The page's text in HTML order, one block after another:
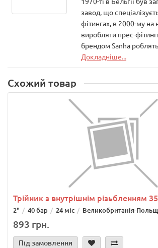
завод, що
фітингах, в 2000-му на
виробляти прес-
брендом Sanha
Докладніше...
Схожий товар
Трійник з внутрішнім різьбленням
2" 40 бар 24 міс Великобританія-
893 грн.
Під замовлення